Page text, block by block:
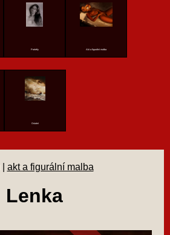
Portréty Akt a figurální malba
Ostatní
akt a figurální malba
Lenka